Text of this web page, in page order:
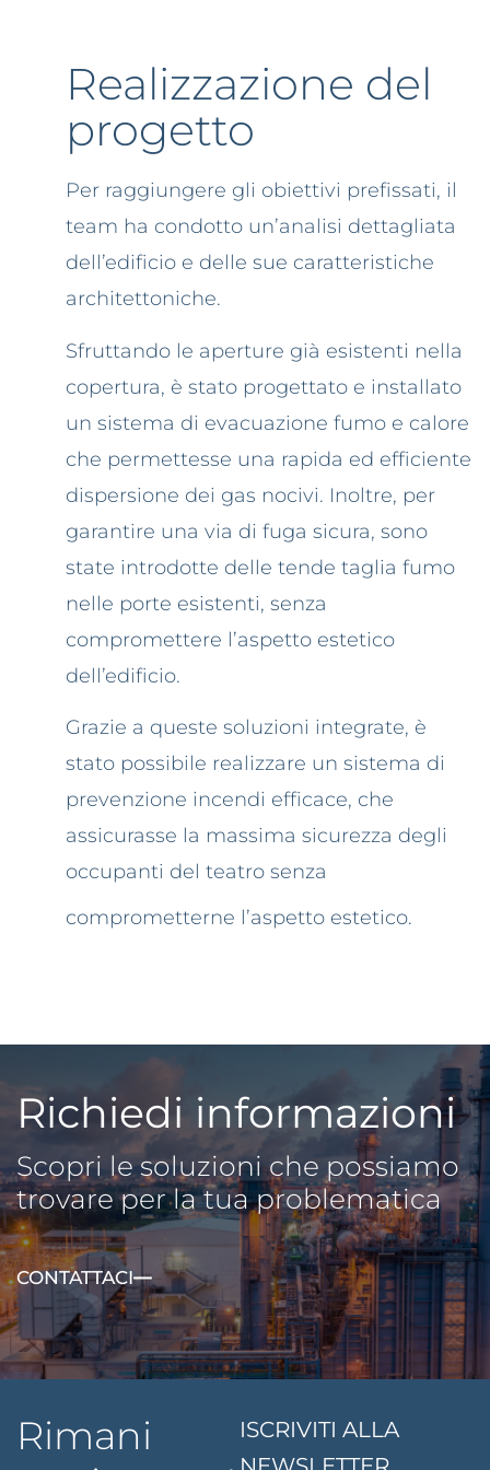
Realizzazione del
progetto
Per raggiungere gli obiettivi prefissati, il
team ha condotto un’analisi dettagliata
dell’edificio e delle sue caratteristiche
architettoniche.
Sfruttando le aperture già esistenti nella
copertura, è stato progettato e installato
un sistema di evacuazione fumo e calore
che permettesse una rapida ed efficiente
dispersione dei gas nocivi. Inoltre, per
garantire una via di fuga sicura, sono
state introdotte delle tende taglia fumo
nelle porte esistenti, senza
compromettere l’aspetto estetico
dell’edificio.
Grazie a queste soluzioni integrate, è
stato possibile realizzare un sistema di
prevenzione incendi efficace, che
assicurasse la massima sicurezza degli
occupanti del teatro senza
comprometterne l’aspetto estetico.
Richiedi informazioni
Scopri le soluzioni che possiamo
trovare per la tua problematica
CONTATTACI
Rimani
ISCRIVITI ALLA